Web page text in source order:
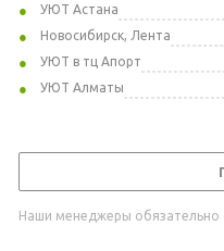
УЮТ Астана
Новосибирск, Лента
УЮТ в тц Апорт
УЮТ Алматы
Наши менеджеры обязательно